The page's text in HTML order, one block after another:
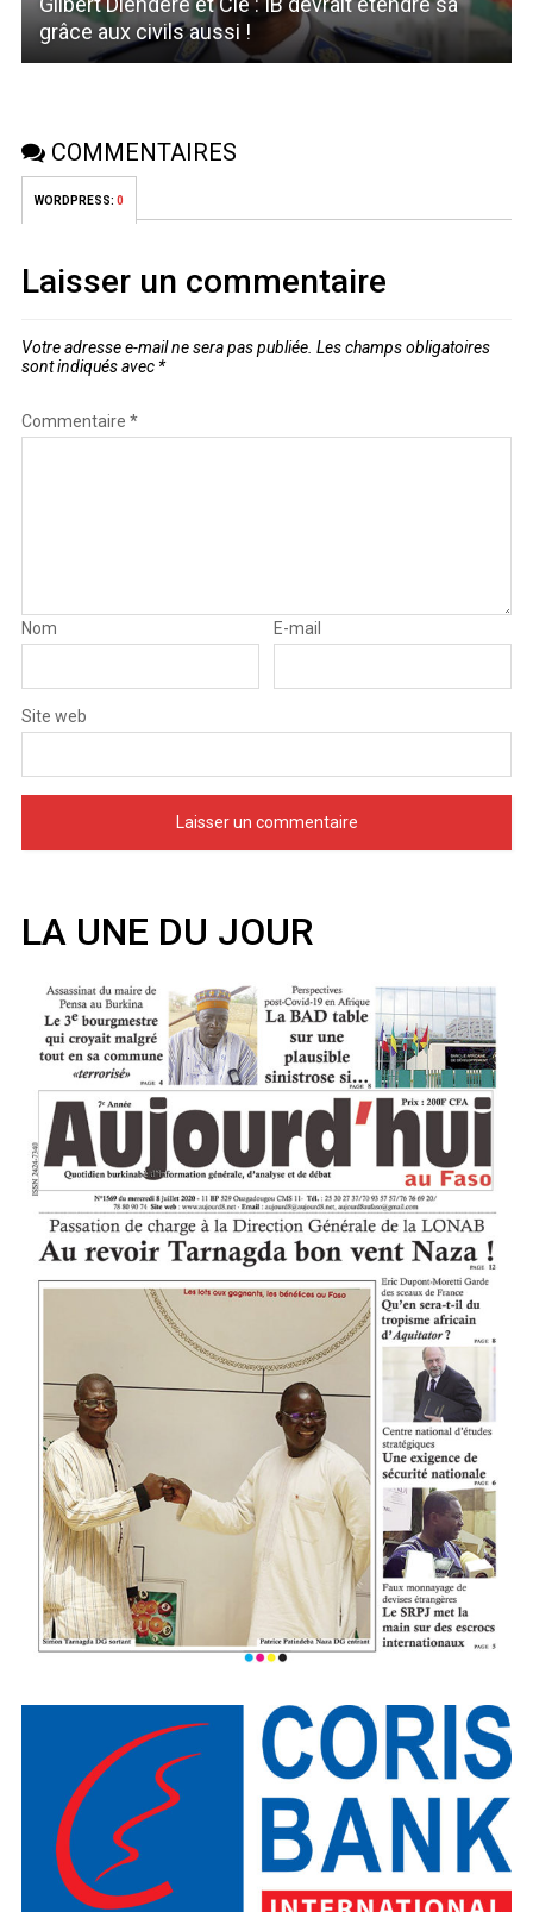
grâce aux civils aussi !
COMMENTAIRES
WORDPRESS: 0
Laisser un commentaire
Votre adresse e-mail ne sera pas publiée. Les champs obligatoires
sont indiqués avec *
Commentaire *
Nom E-mail
Site web
LA UNE DU JOUR